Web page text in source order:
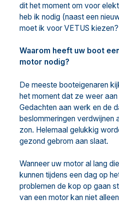
dit het moment om voor
heb ik nodig (naast een
moet ik voor VETUS kiezen?
Waarom heeft uw boot
motor nodig?
De meeste booteigenaren
het moment dat ze weer
Gedachten aan werk en de
beslommeringen verdwijnen
zon. Helemaal gelukkig
gezond gebrom aan slaat.
Wanneer uw motor al lang
kunnen tijdens een dag op
problemen de kop op gaan
van een motor kan niet